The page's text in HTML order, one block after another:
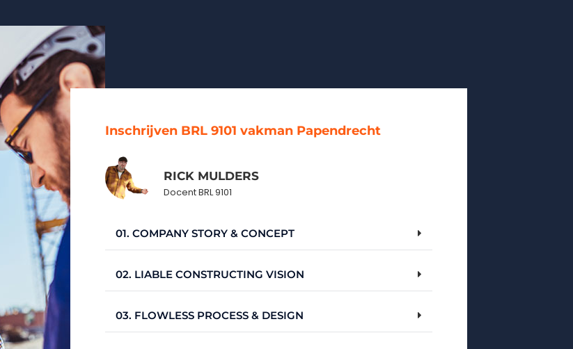
Inschrijven BRL 9101 vakman Papendrecht
RICK MULDERS
Docent BRL 9101
01. COMPANY STORY & CONCEPT
02. LIABLE CONSTRUCTING VISION
03. FLOWLESS PROCESS & DESIGN